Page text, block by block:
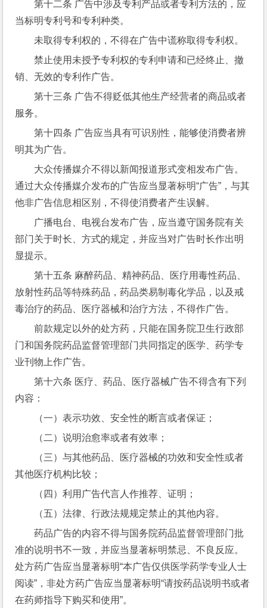
第十二条 广告中涉及专利产品或者专利方法的，应
当标明专利号和专利种类。
未取得专利权的，不得在广告中谎称取得专利权。
禁止使用未授予专利权的专利申请和已经终止、撤
销、无效的专利作广告。
第十三条 广告不得贬低其他生产经营者的商品或者
服务。
第十四条 广告应当具有可识别性，能够使消费者辨
明其为广告。
大众传播媒介不得以新闻报道形式变相发布广告。
通过大众传播媒介发布的广告应当显著标明“广告”，与其
他非广告信息相区别，不得使消费者产生误解。
广播电台、电视台发布广告，应当遵守国务院有关
部门关于时长、方式的规定，并应当对广告时长作出明
显提示。
第十五条 麻醉药品、精神药品、医疗用毒性药品、
放射性药品等特殊药品，药品类易制毒化学品，以及戒
毒治疗的药品、医疗器械和治疗方法，不得作广告。
前款规定以外的处方药，只能在国务院卫生行政部
门和国务院药品监督管理部门共同指定的医学、药学专
业刊物上作广告。
第十六条 医疗、药品、医疗器械广告不得含有下列
内容：
（一）表示功效、安全性的断言或者保证；
（二）说明治愈率或者有效率；
（三）与其他药品、医疗器械的功效和安全性或者
其他医疗机构比较；
（四）利用广告代言人作推荐、证明；
（五）法律、行政法规规定禁止的其他内容。
药品广告的内容不得与国务院药品监督管理部门批
准的说明书不一致，并应当显著标明禁忌、不良反应。
处方药广告应当显著标明“本广告仅供医学药学专业人士
阅读”，非处方药广告应当显著标明“请按药品说明书或者
在药师指导下购买和使用”。